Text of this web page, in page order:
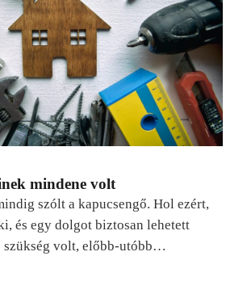
mindene volt
szólt a kapucsengő. Hol ezért,
és egy dolgot biztosan lehetett
szükség volt, előbb-utóbb…